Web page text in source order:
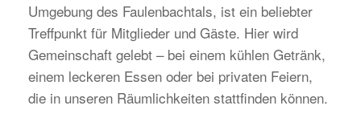
Umgebung des Faulenbachtals, ist ein beliebter
Treffpunkt für Mitglieder und Gäste. Hier wird
Gemeinschaft gelebt – bei einem kühlen Getränk,
einem leckeren Essen oder bei privaten Feiern,
die in unseren Räumlichkeiten stattfinden können.